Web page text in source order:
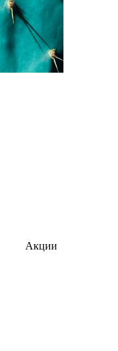
Акции